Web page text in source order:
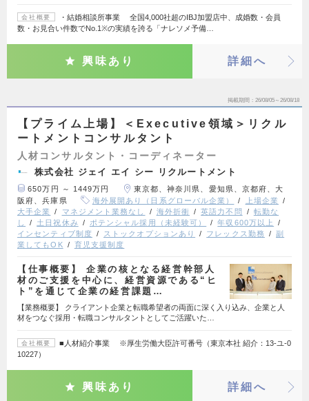
会社概要
・結婚相談所事業 全国4,000社超のIBJ加盟店中、成婚数・会員
数・お見合い件数でNo.1※の実績を誇る「ナレソメ予備…
興味あり 詳細へ
掲載期間 26/08/05～26/08/18
【プライム上場】＜Executive領域＞リクル
ートメントコンサルタント
人材コンサルタント・コーディネーター
株式会社 ジェイ エイ シー リクルートメント
650万円 ～ 1449万円
東京都、神奈川県、愛知県、京都府、大
阪府、兵庫県
海外展開あり（日系グローバル企業）
上場企業
大手企業
マネジメント業務なし 海外折衝 英語力不問
転勤な
し
土日祝休み ポテンシャル採用（未経験可）
年収600万以上
インセンティブ制度
ストックオプションあり フレックス勤務
副
業してもOK
育児支援制度
【仕事概要】 企業の核となる経営幹部人
材のご支援を中心に、経営資源である“ヒ
ト”を通じて企業の経営課題…
【業務概要】 クライアント企業と転職希望者の両面に深く入り込み、企業と人
材をつなぐ採用・転職コンサルタントとしてご活躍いた…
会社概要
■人材紹介事業 ※厚生労働大臣許可番号（東京本社 紹介：13-ユ-0
10227）
興味あり 詳細へ